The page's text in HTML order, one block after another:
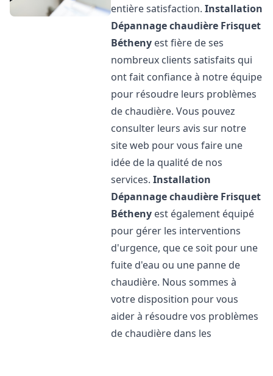
entière satisfaction.Installation
Dépannage chaudière Frisquet
Bétheny est fière de ses
nombreux clients satisfaits qui
ont fait confiance à notre équipe
pour résoudre leurs problèmes
de chaudière. Vous pouvez
consulter leurs avis sur notre
site web pour vous faire une
idée de la qualité de nos
services.Installation
Dépannage chaudière Frisquet
Bétheny est également équipé
pour gérer les interventions
d'urgence, que ce soit pour une
fuite d'eau ou une panne de
chaudière. Nous sommes à
votre disposition pour vous
aider à résoudre vos problèmes
de chaudière dans les